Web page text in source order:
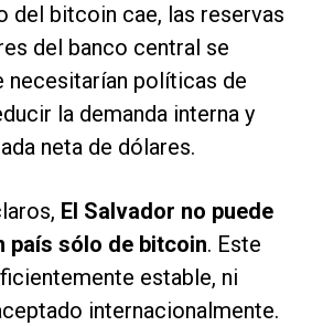
del bitcoin cae, las reservas
del banco central se
necesitarían políticas de
la demanda interna y
neta de dólares.
El Salvador no puede
país sólo de bitcoin. Este
estable, ni
internacionalmente.